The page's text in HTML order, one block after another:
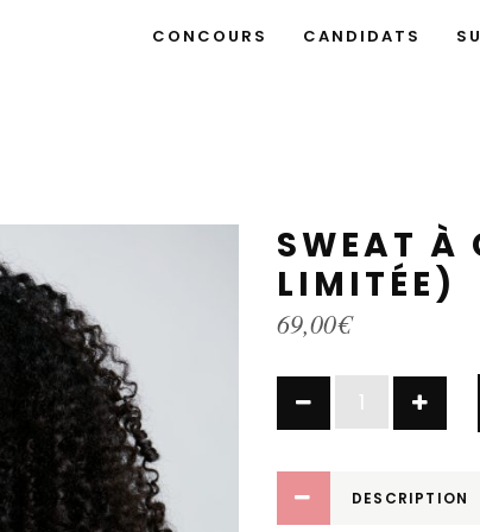
CONCOURS CANDIDATS
SWEAT À
LIMITÉE)
69,00€
(édition
DESCRIPTION